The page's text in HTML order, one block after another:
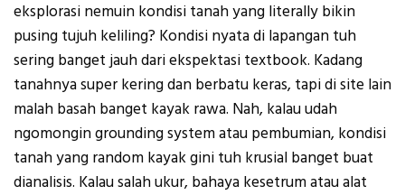
eksplorasi nemuin kondisi tanah yang literally bikin
pusing tujuh keliling? Kondisi nyata di lapangan tuh
sering banget jauh dari ekspektasi textbook. Kadang
tanahnya super kering dan berbatu keras, tapi di site lain
malah basah banget kayak rawa. Nah, kalau udah
ngomongin grounding system atau pembumian, kondisi
tanah yang random kayak gini tuh krusial banget buat
dianalisis. Kalau salah ukur, bahaya kesetrum atau alat